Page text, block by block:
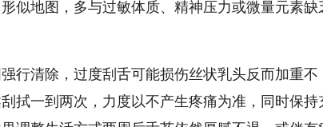
似地图，多与过敏体质、精神压力或微量元素缺
行清除，过度刮舌可能损伤丝状乳头反而加重不
拭一到两次，力度以不产生疼痛为准，同时保持